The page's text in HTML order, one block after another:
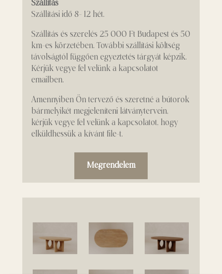
Szállítás
Szállítási idő 8- 12 hét.
Szállítás és szerelés 25 000 Ft Budapest és 50
km-es körzetében. További szállítási költség
távolságtól függően egyeztetés tárgyát képzik.
Kérjük vegye fel velünk a kapcsolatot
emailben.
Amennyiben Ön tervező és szeretné a bútorok
bármelyikét megjeleníteni látványtervein,
kérjük vegye fel velünk a kapcsolatot, hogy
elküldhessük a kívánt file-t.
Megrendelem